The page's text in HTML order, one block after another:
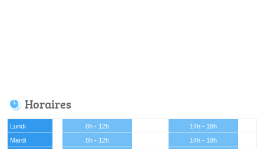
Horaires
Lundi 8h - 12h
14h - 18h
Mardi
8h - 12h
14h - 18h